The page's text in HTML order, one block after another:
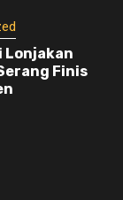
Lonjakan
Finis